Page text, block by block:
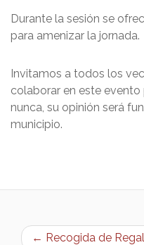
Durante la sesión se
para amenizar la jornada.
Invitamos a todos los
colaborar en este
nunca, su opinión será
municipio.
← Recogida de